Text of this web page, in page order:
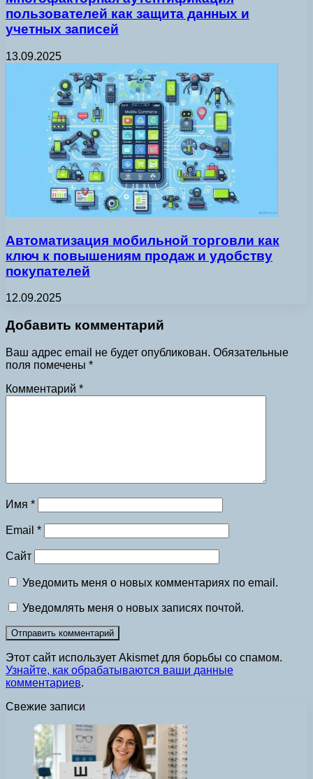
пользователей как защита данных и
учетных записей
13.09.2025
Автоматизация мобильной торговли как
ключ к повышениям продаж и удобству
покупателей
12.09.2025
Добавить комментарий
Ваш адрес email не будет опубликован. Обязательные
поля помечены *
Комментарий *
Имя *
Email *
Сайт
Уведомить меня о новых комментариях по email.
Уведомлять меня о новых записях почтой.
Этот сайт использует Akismet для борьбы со спамом.
Узнайте, как обрабатываются ваши данные
комментариев.
Свежие записи